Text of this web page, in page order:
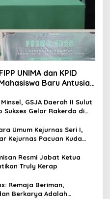
UNIMA dan KPID
Baru Antusias
GSJA Daerah II Sulut
Sukses Gelar Rakerda di
Umum Kejurnas Seri I,
Kejurnas Pacuan Kuda
Resmi Jabat Ketua
Truly Kerap
Remaja Beriman,
Berkarya Adalah